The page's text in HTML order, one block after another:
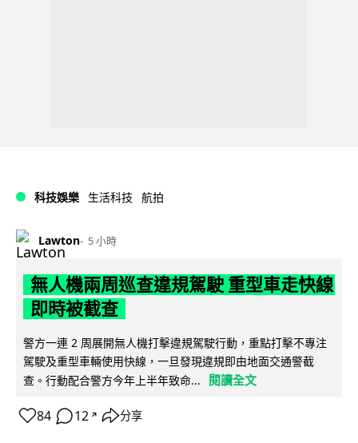
科技娛樂 生活科技 航拍
Lawton 5 小時
無人機兩周巡查違規駕駛 重型車走快線
即時被截查
警方一連 2 周展開無人機打擊違規駕駛行動，重點打擊不專注
駕駛及重型車輛使用快線，一旦發現違規即由地面交通警截
查。行動配合警方今年上半年致命...
閱讀全文
84 12 ↗ 分享